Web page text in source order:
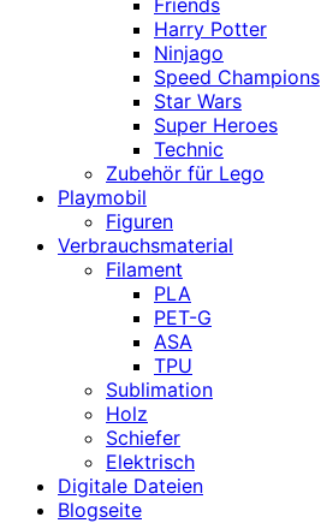
Friends
Harry Potter
Ninjago
Speed Champions
Star Wars
Super Heroes
Technic
Zubehör für Lego
Playmobil
Figuren
Verbrauchsmaterial
Filament
PLA
PET-G
ASA
TPU
Sublimation
Holz
Schiefer
Elektrisch
Digitale Dateien
Blogseite